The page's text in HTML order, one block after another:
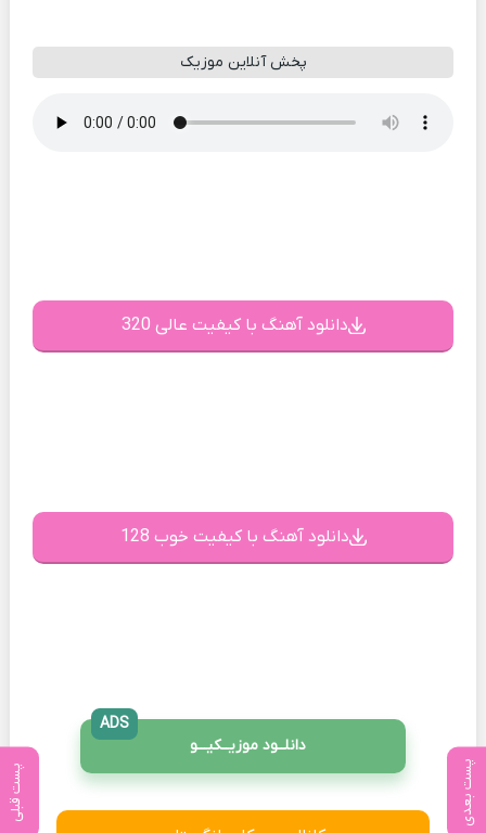
پست بعدی پست قبلی
پخش آنلاین موزیک
دانلود آهنگ با کیفیت عالی 320
دانلود آهنگ با کیفیت خوب 128
دانلــود موزیــکیـــو
ADS